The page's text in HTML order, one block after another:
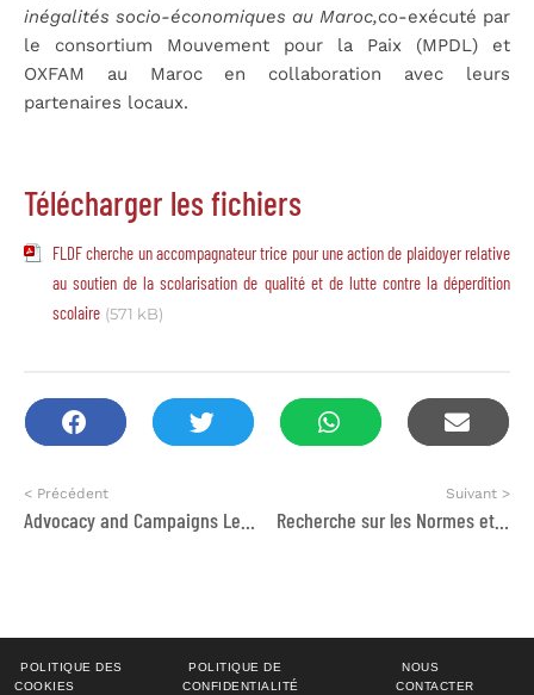
inégalités socio-économiques au Maroc,co-exécuté par
le consortium Mouvement pour la Paix (MPDL) et
OXFAM au Maroc en collaboration avec leurs
partenaires locaux.
Télécharger les fichiers
FLDF cherche un accompagnateur trice pour une action de plaidoyer relative
au soutien de la scolarisation de qualité et de lutte contre la déperdition
scolaire (571 kB)
< Précédent Suivant >
Recherche sur les Normes et Valeurs Sociales en matière de Droits à la Santé Sexuelle et Reproductive
POLITIQUE DES
COOKIES
POLITIQUE DE
CONFIDENTIALITÉ
NOUS
CONTACTER